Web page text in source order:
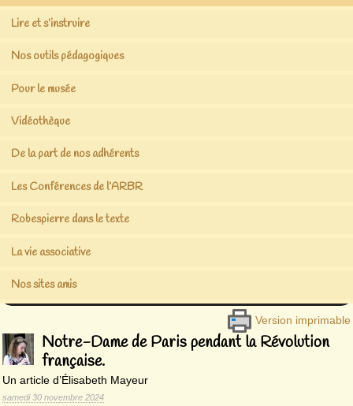
Lire et s’instruire
Nos outils pédagogiques
Pour le musée
Vidéothèque
De la part de nos adhérents
Les Conférences de l’ARBR
Robespierre dans le texte
La vie associative
Nos sites amis
Version imprimable
Notre-Dame de Paris pendant la Révolution
française.
Un article d’Élisabeth Mayeur
samedi 30 novembre 2024